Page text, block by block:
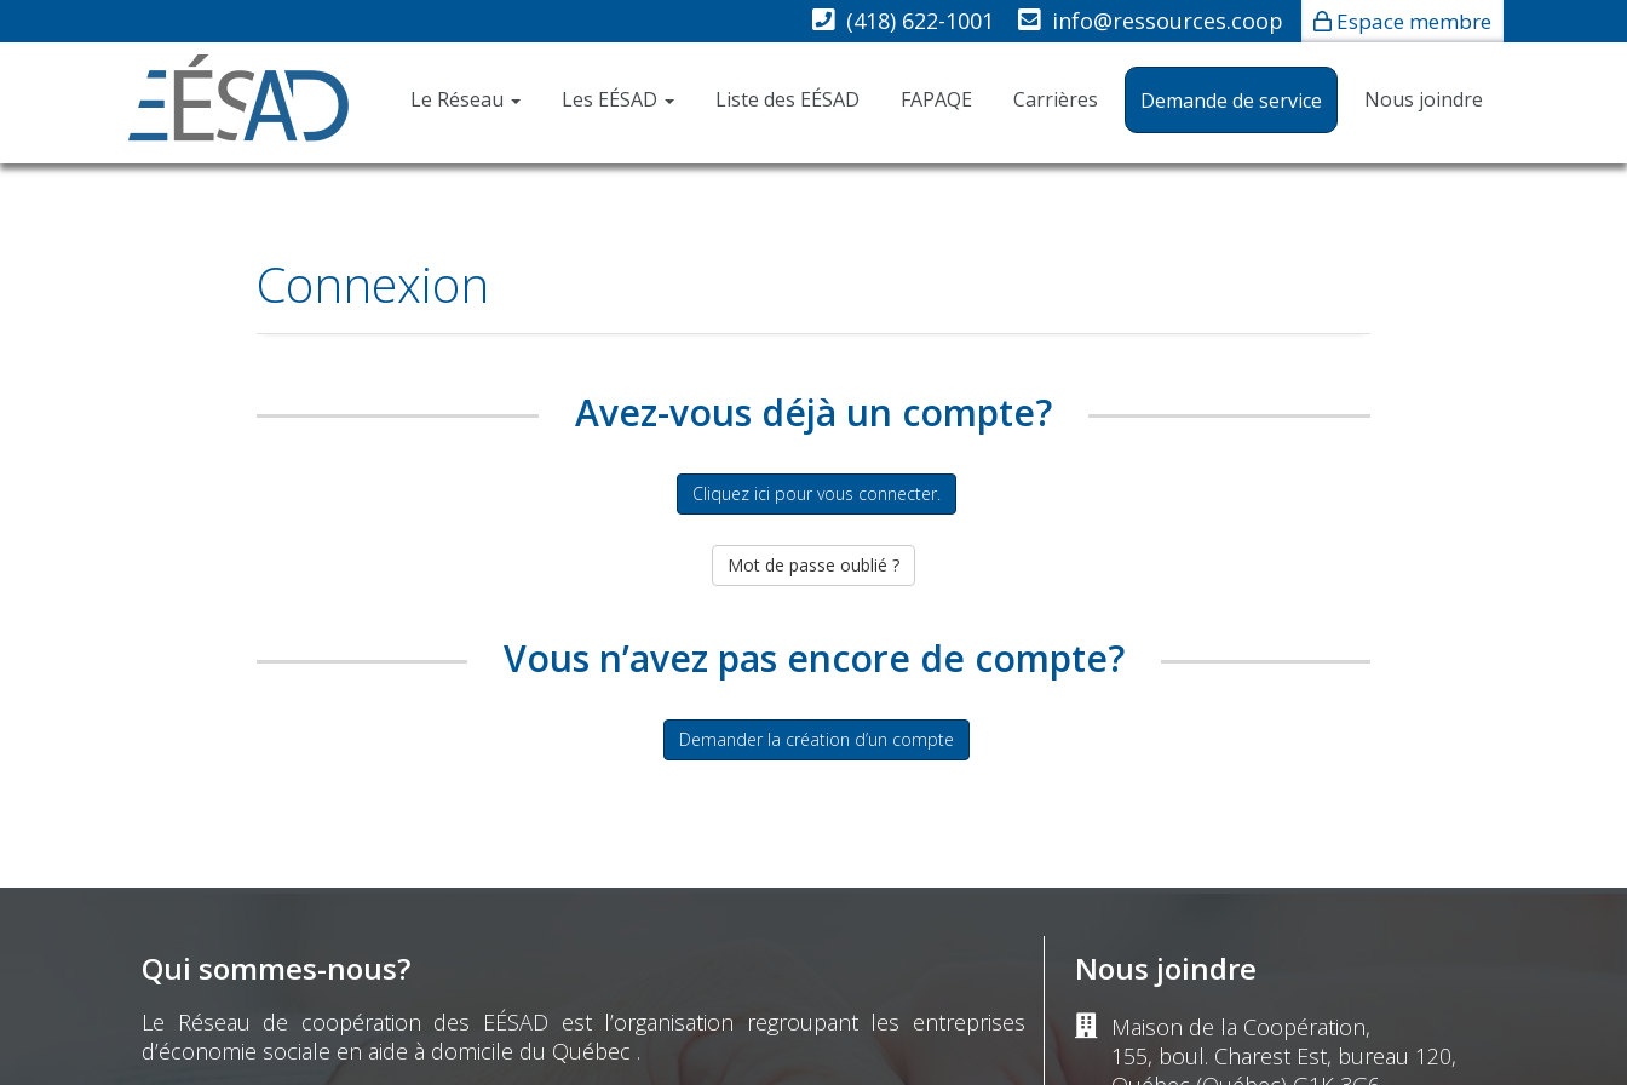
Espace membre
info@ressources.coop
(418) 622-1001
Le Réseau Les EÉSAD Liste des EÉSAD FAPAQE Carrières Demande de service Nous joindre
Connexion
Avez-vous déjà un compte?
Cliquez ici pour vous connecter.
Mot de passe oublié ?
Vous n’avez pas encore de compte?
Demander la création d’un compte
Qui sommes-nous?
Le Réseau de coopération des EÉSAD est l’organisation regroupant les entreprises
d’économie sociale en aide à domicile du Québec .
Nous joindre
Maison de la Coopération,
155, boul. Charest Est, bureau 120,